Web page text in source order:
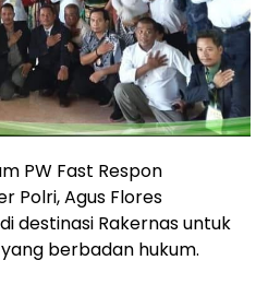
PW Fast Respon
Polri, Agus Flores
destinasi Rakernas untuk
berbadan hukum.